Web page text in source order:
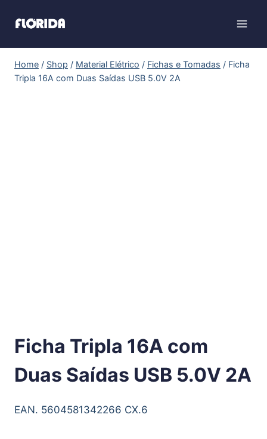
Home / Shop / Material Elétrico / Fichas e Tomadas / Ficha
Tripla 16A com Duas Saídas USB 5.0V 2A
Ficha Tripla 16A com
Duas Saídas USB 5.0V 2A
EAN. 5604581342266 CX.6